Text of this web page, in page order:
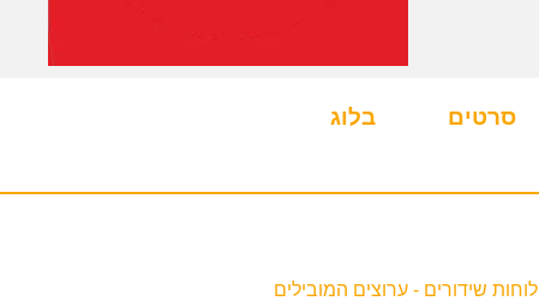
סרטים בלוג
לוחות שידורים - ערוצים המובילים